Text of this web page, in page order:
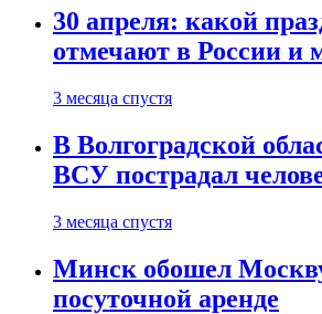
30 апреля: какой
отмечают в России и
3 месяца спустя
В Волгоградской
ВСУ пострадал
3 месяца спустя
Минск обошел
посуточной аренде